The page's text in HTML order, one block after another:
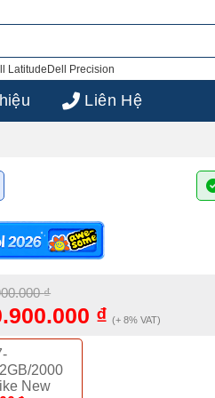
Latitude Dell Precision
Liên Hệ
₫
₫ (+ 8% VAT)
2000
New